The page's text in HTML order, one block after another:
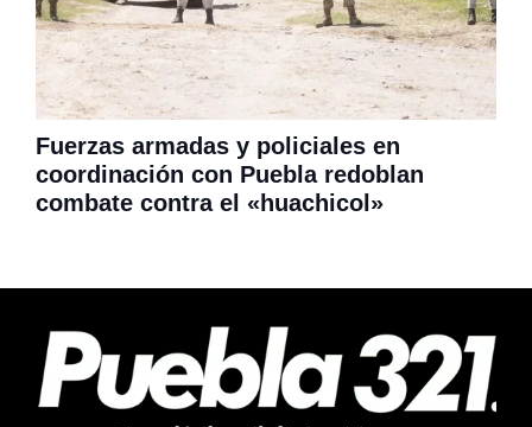
Fuerzas armadas y policiales en
coordinación con Puebla redoblan
combate contra el «huachicol»